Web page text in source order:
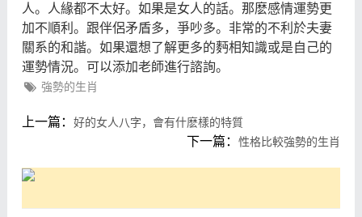
人。人緣都不太好。如果是女人的話。那麽感情運勢更
加不順利。跟伴侶矛盾多，爭吵多。非常的不利於夫妻
關系的和諧。如果還想了解更多的麪相知識或是自己的
運勢情況。可以添加老師進行諮詢。
強勢的生肖
上一篇： 好的女人八字，會有什麽樣的特質
下一篇：性格比較強勢的生肖